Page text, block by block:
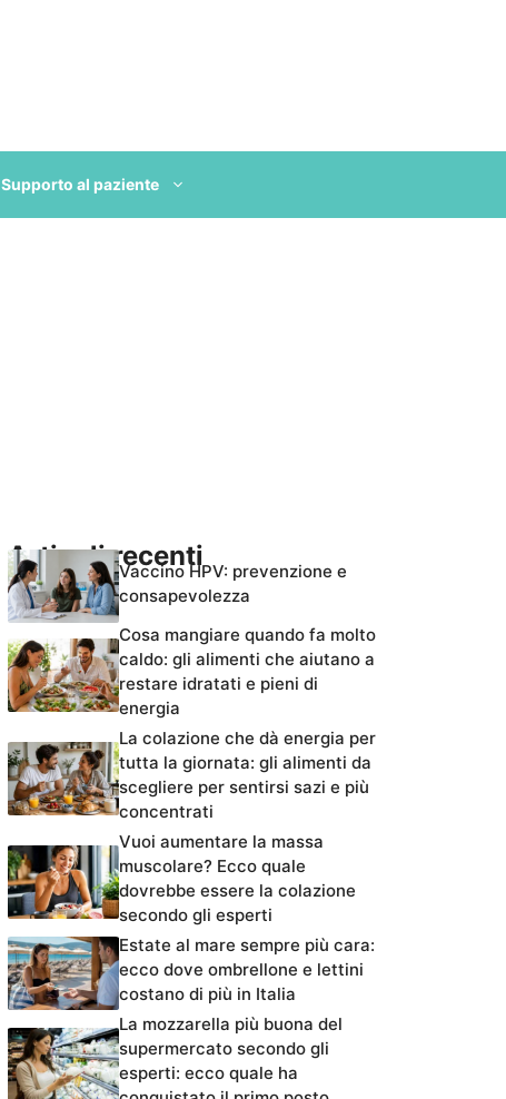
Supporto al paziente
Articoli recentiVaccino HPV: prevenzione e
consapevolezza
Cosa mangiare quando fa molto
caldo: gli alimenti che aiutano a
restare idratati e pieni di
energia
La colazione che dà energia per
tutta la giornata: gli alimenti da
scegliere per sentirsi sazi e più
concentrati
Vuoi aumentare la massa
muscolare? Ecco quale
dovrebbe essere la colazione
secondo gli esperti
Estate al mare sempre più cara:
ecco dove ombrellone e lettini
costano di più in Italia
La mozzarella più buona del
supermercato secondo gli
esperti: ecco quale ha